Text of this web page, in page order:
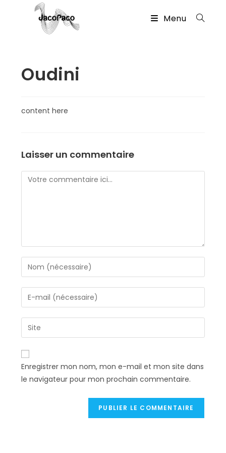
Menu
Oudini
content here
Laisser un commentaire
Comment
Enter
your
name
or
to
comment
Enter
your
email
address
comment
Saisir
l’URL
de
votre
site
(facultatif)
Enregistrer mon nom, mon e-mail et mon site dans
le navigateur pour mon prochain commentaire.